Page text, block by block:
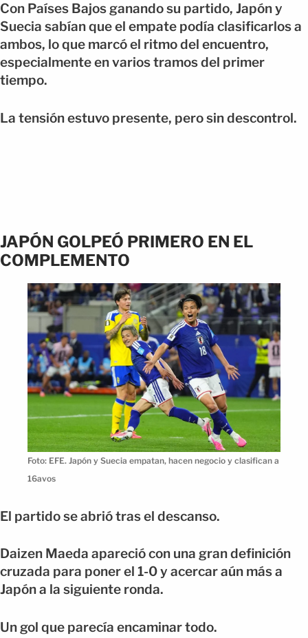
Con Países Bajos ganando su partido, Japón y
Suecia sabían que el empate podía clasificarlos a
ambos, lo que marcó el ritmo del encuentro,
especialmente en varios tramos del primer
tiempo.
La tensión estuvo presente, pero sin descontrol.
JAPÓN GOLPEÓ PRIMERO EN EL
COMPLEMENTO
Foto: EFE. Japón y Suecia empatan, hacen negocio y clasifican a
16avos
El partido se abrió tras el descanso.
Daizen Maeda apareció con una gran definición
cruzada para poner el 1-0 y acercar aún más a
Japón a la siguiente ronda.
Un gol que parecía encaminar todo.